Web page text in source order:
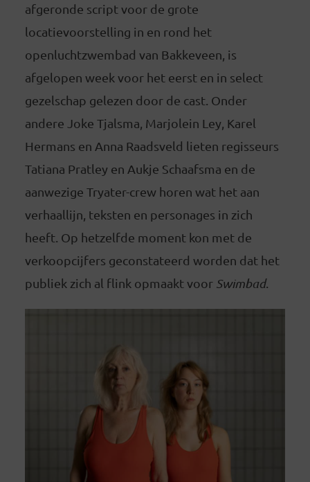
afgeronde script voor de grote
locatievoorstelling in en rond het
openluchtzwembad van Bakkeveen, is
afgelopen week voor het eerst en in select
gezelschap gelezen door de cast. Onder
andere Joke Tjalsma, Marjolein Ley, Karel
Hermans en Anna Raadsveld lieten regisseurs
Tatiana Pratley en Aukje Schaafsma en de
aanwezige Tryater-crew horen wat het aan
verhaallijn, teksten en personages in zich
heeft. Op hetzelfde moment kon met de
verkoopcijfers geconstateerd worden dat het
publiek zich al flink opmaakt voor Swimbad.